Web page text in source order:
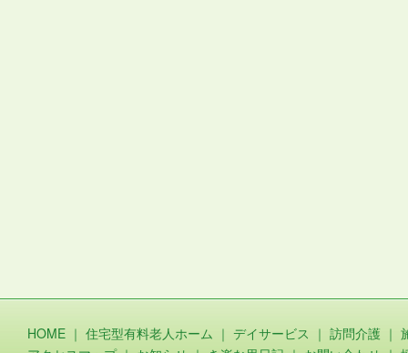
HOME ｜ 住宅型有料老人ホーム ｜ デイサービス ｜ 訪問介護 ｜